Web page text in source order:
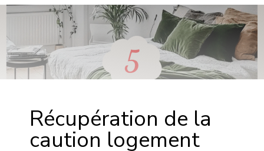
Récupération de la
caution logement